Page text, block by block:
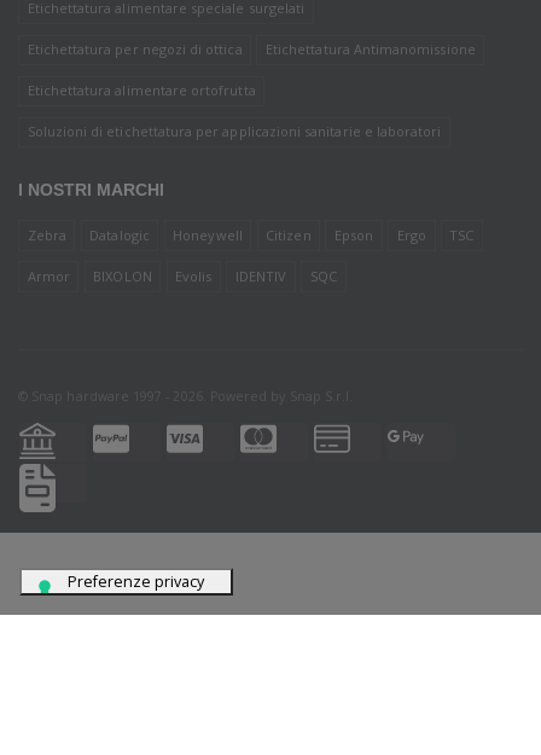
Etichettatura alimentare speciale surgelati
Etichettatura per negozi di ottica Etichettatura Antimanomissione
Etichettatura alimentare ortofrutta
Soluzioni di etichettatura per applicazioni sanitarie e laboratori
I NOSTRI MARCHI
Zebra Datalogic Honeywell Citizen Epson Ergo TSC
Armor BIXOLON Evolis IDENTIV SQC
© Snap hardware 1997 - 2026. Powered by Snap S.r.l.